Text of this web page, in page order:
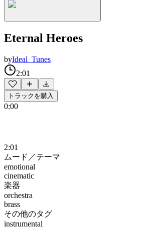
Eternal Heroes
byIdeal_Tunes
2:01
トラックを購入
0:00
2:01
ムード／テーマ
emotional
cinematic
楽器
orchestra
brass
その他のタグ
instrumental